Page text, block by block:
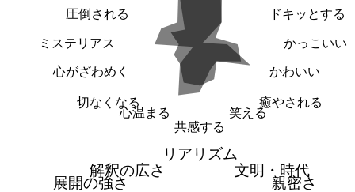
ドキッとする
かっこいい
かわいい
癒やされる
笑える
共感する
心温まる
切なくなる
心がざわめく
ミステリアス
圧倒される
リアリズム
文明・時代
親密さ
展開の強さ
解釈の広さ